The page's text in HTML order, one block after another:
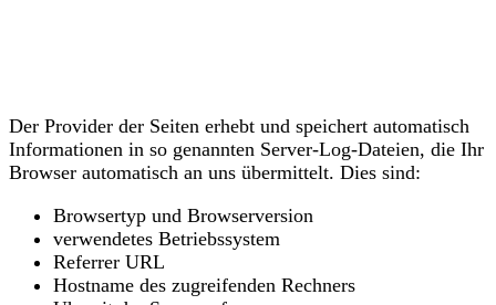
Der Provider der Seiten erhebt und speichert automatisch
Informationen in so genannten Server-Log-Dateien, die Ihr
Browser automatisch an uns übermittelt. Dies sind:
Browsertyp und Browserversion
verwendetes Betriebssystem
Referrer URL
Hostname des zugreifenden Rechners